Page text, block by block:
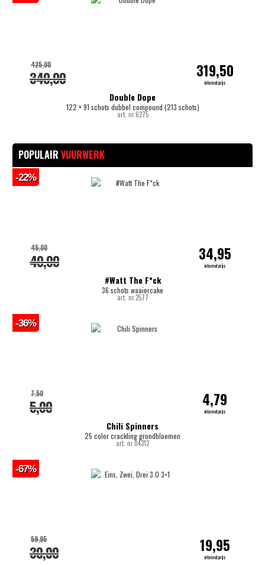
Double Dope
122 + 91 schots dubbel compound (213 schots)
art. nr.6275
340,00
425,00 319,50
internetprijs
POPULAIR VUURWERK
#Watt The F*ck
36 schots waaiercake
art. nr.2577
40,00
45,00 34,95
internetprijs
-22%
Chili Spinners
25 color crackling grondbloemen
art. nr.04312
5,00
7,50 4,79
internetprijs
-36%
30,00
59,95 19,95
internetprijs
-67%